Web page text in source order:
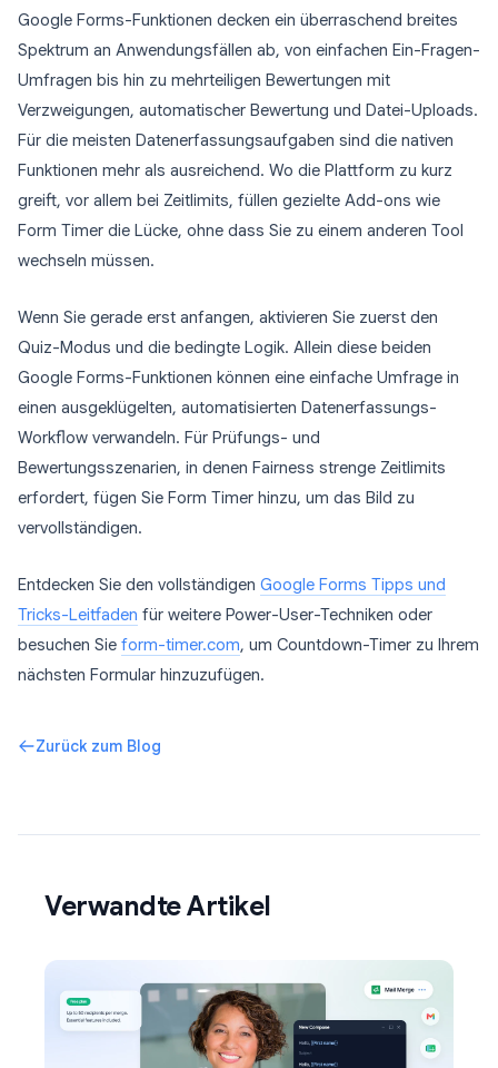
Google Forms-Funktionen decken ein überraschend breites
Spektrum an Anwendungsfällen ab, von einfachen Ein-Fragen-
Umfragen bis hin zu mehrteiligen Bewertungen mit
Verzweigungen, automatischer Bewertung und Datei-Uploads.
Für die meisten Datenerfassungsaufgaben sind die nativen
Funktionen mehr als ausreichend. Wo die Plattform zu kurz
greift, vor allem bei Zeitlimits, füllen gezielte Add-ons wie
Form Timer die Lücke, ohne dass Sie zu einem anderen Tool
wechseln müssen.
Wenn Sie gerade erst anfangen, aktivieren Sie zuerst den
Quiz-Modus und die bedingte Logik. Allein diese beiden
Google Forms-Funktionen können eine einfache Umfrage in
einen ausgeklügelten, automatisierten Datenerfassungs-
Workflow verwandeln. Für Prüfungs- und
Bewertungsszenarien, in denen Fairness strenge Zeitlimits
erfordert, fügen Sie Form Timer hinzu, um das Bild zu
vervollständigen.
Entdecken Sie den vollständigen Google Forms Tipps und
Tricks-Leitfaden für weitere Power-User-Techniken oder
besuchen Sie form-timer.com, um Countdown-Timer zu Ihrem
nächsten Formular hinzuzufügen.
Zurück zum Blog
Verwandte Artikel